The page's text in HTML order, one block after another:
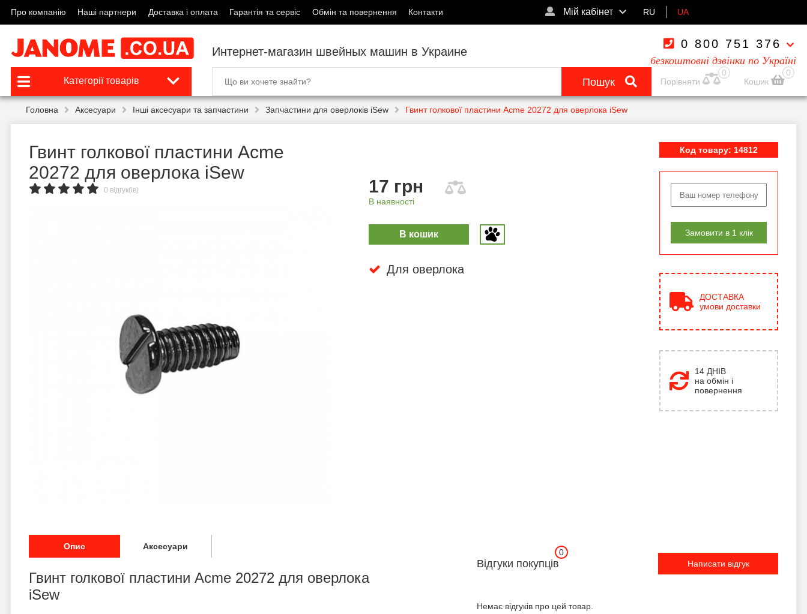
Про компанію Наші партнери Доставка і оплата Гарантія та сервіс Обмін та повернення Контакти Мій кабінет RU UA
Интернет-магазин швейных машин в Украине
0 800 751 376
безкоштовні дзвінки по Україні
Категорії товарів Пошук
0
Порівняти
0
Кошик
Головна Аксесуари Інші аксесуари та запчастини Запчастини для оверлоків iSew Гвинт голкової пластини Acme 20272 для оверлока iSew
Гвинт голкової пластини Acme
20272 для оверлока iSew
0 відгук(ів) 17 грн
В наявності
В кошик
Для оверлока
Код товару: 14812
Замовити в 1 клік
ДОСТАВКА
умови доставки
14 ДНІВ
на обмін і
повернення
Опис Аксесуари
Гвинт голкової пластини Acme 20272 для оверлока
iSew
Відгуки покупців
0
Написати відгук
Немає відгуків про цей товар.